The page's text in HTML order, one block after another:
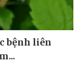
bệnh liên